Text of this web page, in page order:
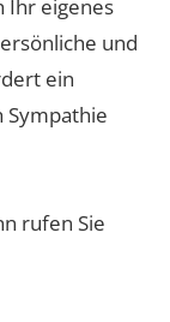
Ihr eigenes
und
ein
Sympathie
rufen Sie